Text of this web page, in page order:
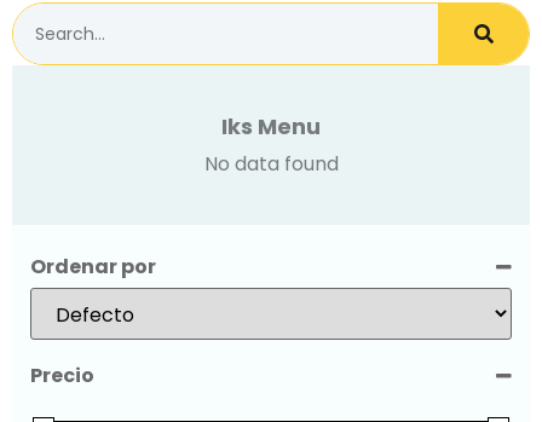
Iks Menu
No data found
Ordenar por
Sort Products
Precio